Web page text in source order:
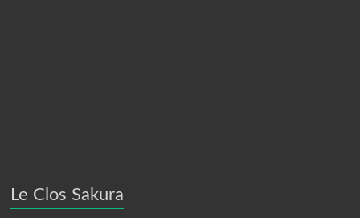
Le Clos Sakura